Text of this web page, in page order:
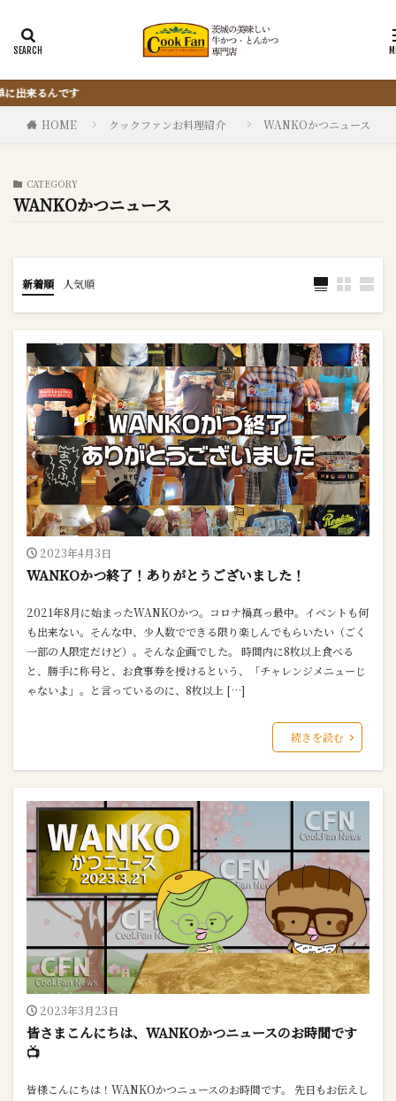
HOME クックファンお料理紹介 WANKOかつニュース
CATEGORY
WANKOかつニュース
新着順 人気順
2023年4月3日
WANKOかつ終了！ありがとうございました！
2021年8月に始まったWANKOかつ。コロナ禍真っ最中。イベントも何
も出来ない。そんな中、少人数でできる限り楽しんでもらいたい（ごく
一部の人限定だけど）。そんな企画でした。 時間内に8枚以上食べる
と、勝手に称号と、お食事券を授けるという、「チャレンジメニューじ
ゃないよ」。と言っているのに、8枚以上 […]
続きを読む
2023年3月23日
皆さまこんにちは、WANKOかつニュースのお時間です
📺
皆様こんにちは！WANKOかつニュースのお時間です。 先日もお伝えし